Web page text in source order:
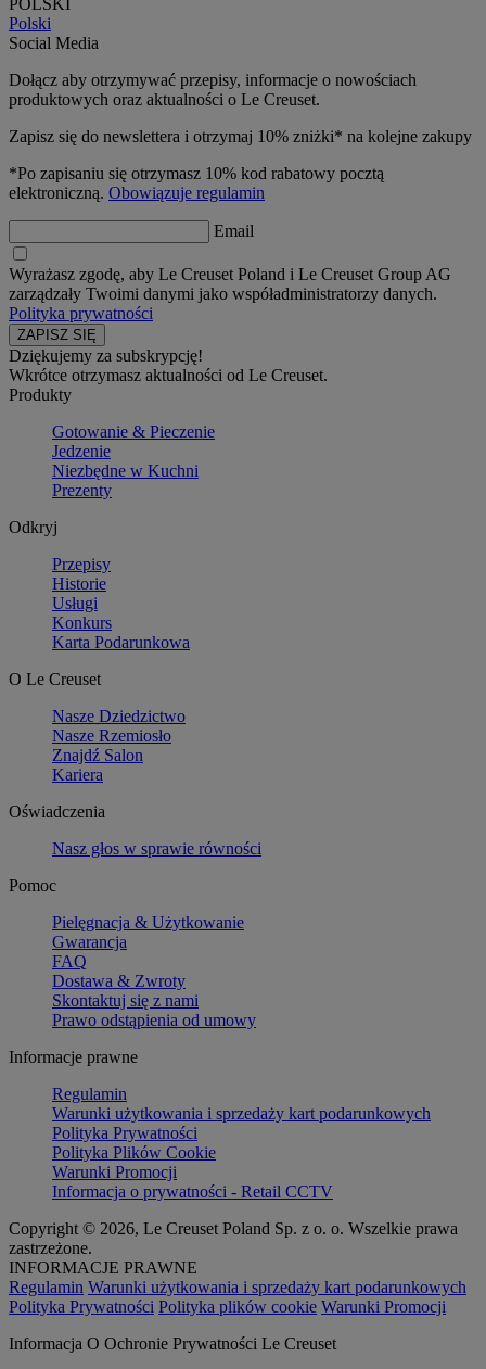
Polski
Social Media
Dołącz aby otrzymywać przepisy, informacje o nowościach
produktowych oraz aktualności o Le Creuset.
Zapisz się do newslettera i otrzymaj 10% zniżki* na kolejne zakupy
*Po zapisaniu się otrzymasz 10% kod rabatowy pocztą
elektroniczną. Obowiązuje regulamin
Email
Wyrażasz zgodę, aby Le Creuset Poland i Le Creuset Group AG
zarządzały Twoimi danymi jako współadministratorzy danych.
Polityka prywatności
Dziękujemy za subskrypcję!
Wkrótce otrzymasz aktualności od Le Creuset.
Produkty
Gotowanie & Pieczenie
Jedzenie
Niezbędne w Kuchni
Prezenty
Odkryj
Przepisy
Historie
Usługi
Konkurs
Karta Podarunkowa
O Le Creuset
Nasze Dziedzictwo
Nasze Rzemiosło
Znajdź Salon
Kariera
Oświadczenia
Nasz głos w sprawie równości
Pomoc
Pielęgnacja & Użytkowanie
Gwarancja
FAQ
Dostawa & Zwroty
Skontaktuj się z nami
Prawo odstąpienia od umowy
Informacje prawne
Regulamin
Warunki użytkowania i sprzedaży kart podarunkowych
Polityka Prywatności
Polityka Plików Cookie
Warunki Promocji
Informacja o prywatności - Retail CCTV
Copyright © 2026, Le Creuset Poland Sp. z o. o. Wszelkie prawa
zastrzeżone.
INFORMACJE PRAWNE
Regulamin Warunki użytkowania i sprzedaży kart podarunkowych
Polityka Prywatności Polityka plików cookie Warunki Promocji
Informacja O Ochronie Prywatności Le Creuset